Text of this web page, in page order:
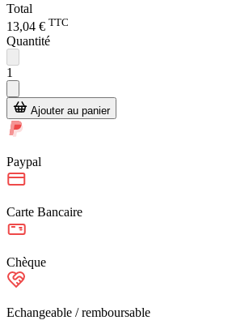
Total
13,04 € TTC
Quantité
1
Ajouter au panier
Paypal
Carte Bancaire
Chèque
Echangeable / remboursable